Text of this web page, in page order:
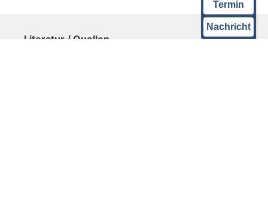
Literatur / Quellen
Termin
Nachricht